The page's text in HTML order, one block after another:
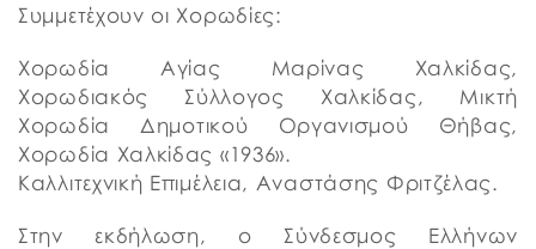
Συμμετέχουν οι Χορωδίες:
Χορωδία Αγίας Μαρίνας Χαλκίδας,
Χορωδιακός Σύλλογος Χαλκίδας, Μικτή
Χορωδία Δημοτικού Οργανισμού Θήβας,
Χορωδία Χαλκίδας «1936».
Καλλιτεχνική Επιμέλεια, Αναστάσης Φριτζέλας.
Στην εκδήλωση, ο Σύνδεσμος Ελλήνων